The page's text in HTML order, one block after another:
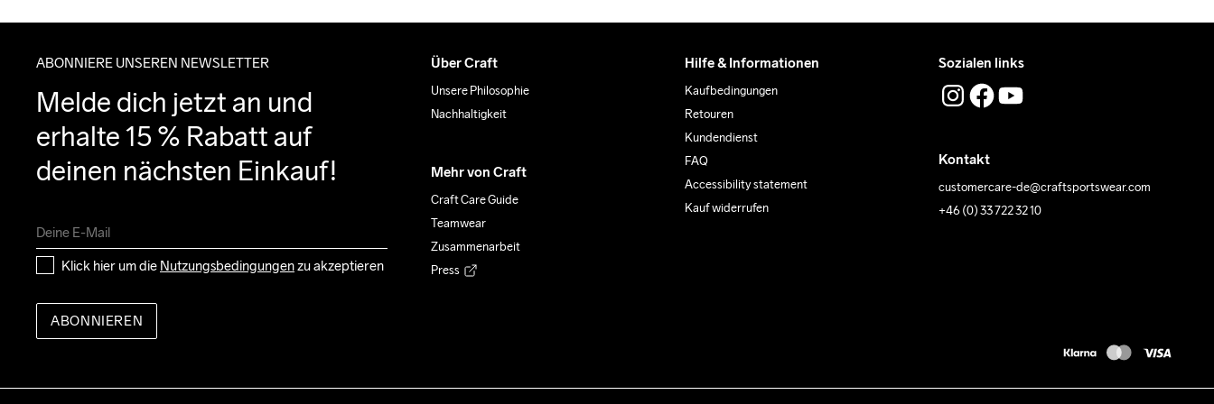
ABONNIERE UNSEREN NEWSLETTER
Melde dich jetzt an und
erhalte 15 % Rabatt auf
deinen nächsten Einkauf!
Klick hier um die Nutzungsbedingungen zu akzeptieren
ABONNIEREN
Über Craft
Unsere Philosophie
Nachhaltigkeit
Mehr von Craft
Craft Care Guide
Teamwear
Zusammenarbeit
Press
Hilfe & Informationen
Kaufbedingungen
Retouren
Kundendienst
FAQ
Accessibility statement
Kauf widerrufen
Sozialen links
Kontakt
customercare-de@craftsportswear.com
+46 (0) 33 722 32 10